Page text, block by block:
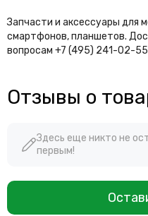
Запчасти и аксессуары для
смартфонов, планшетов.
вопросам +7 (495) 241-02-55
Отзывы о
Здесь еще никто не
первым!